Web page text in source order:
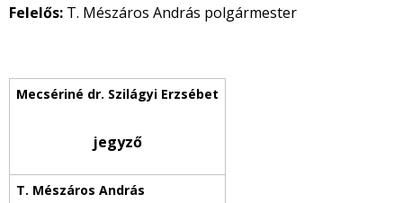
Felelős: T. Mészáros András polgármester
jegyző